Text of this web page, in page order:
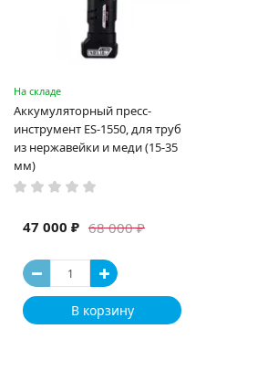
На складе
Аккумуляторный пресс-
инструмент ES-1550, для труб
из нержавейки и меди (15-35
мм)
68 000 ₽
47 000 ₽
В корзину